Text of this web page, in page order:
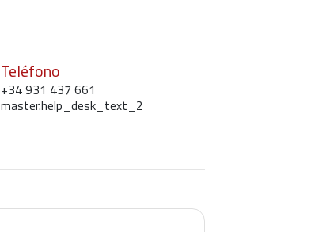
Teléfono
+34 931 437 661
master.help_desk_text_2